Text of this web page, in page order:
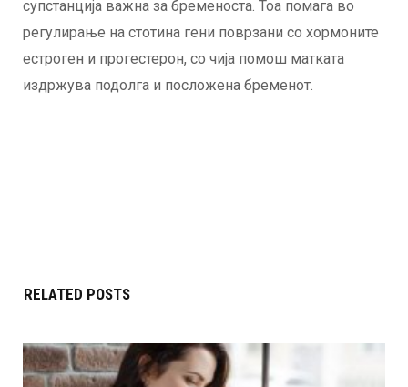
супстанција важна за бременоста. Тоа помага во
регулирање на стотина гени поврзани со хормоните
естроген и прогестерон, со чија помош матката
издржува подолга и посложена бременот.
RELATED POSTS